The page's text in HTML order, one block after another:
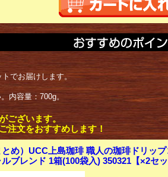
でお届けします。
内容量：700g。
ございます。
注文をおすすめします！
とめ）UCC上島珈琲 職人の珈琲ドリッ
ブレンド 1箱(100袋入) 350321【×2セッ